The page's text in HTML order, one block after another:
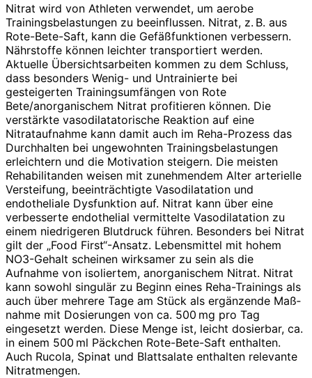
Nitrat wird von Athleten verwendet, um ­aerobe
Trainingsbelastungen zu beeinflussen. Nitrat, z. B. aus
Rote-Bete-Saft, kann die Gefäßfunktionen verbessern.
Nährstoffe können leichter transportiert werden.
Aktuelle Übersichtsarbeiten kommen zu dem Schluss,
dass besonders Wenig- und Untrainierte bei
gesteigerten Trainingsumfängen von Rote
Bete/anorganischem Nitrat profitieren können. Die
verstärkte vasodilatatorische Reaktion auf eine
Nitrataufnahme kann damit auch im Reha-Prozess das
Durchhalten bei ungewohnten Trainingsbelastungen
erleichtern und die Motivation steigern. Die meisten
Rehabilitanden weisen mit zunehmendem Alter arterielle
Versteifung, beeinträchtigte Vasodilatation und
endotheliale Dysfunktion auf. Nitrat kann über eine
verbesserte endothelial vermittelte Vasodilatation zu
einem niedrigeren Blutdruck führen. Besonders bei Nitrat
gilt der „Food First“-Ansatz. Lebensmittel mit hohem
NO3-Gehalt scheinen wirksamer zu sein als die
Aufnahme von isoliertem, anorganischem Nitrat. Nitrat
kann sowohl singulär zu Beginn eines Reha-Trainings als
auch über mehrere Tage am Stück als ergänzende Maß­
nahme mit Dosierungen von ca. 500 mg pro Tag
eingesetzt werden. Diese Menge ist, leicht dosierbar, ca.
in einem 500 ml Päckchen Rote-Bete-Saft enthalten.
Auch Rucola, Spinat und Blattsalate enthalten relevante
Nitratmengen.